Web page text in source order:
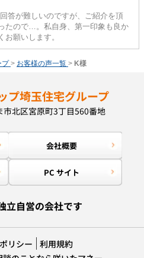
答が難しいのですが、ご紹介を頂
たので…。私自身、第一印象も良か
お願いします。
プ > お客様の声一覧 > K様
プ埼玉住宅グループ
北区宮原町3丁目560番地
会社概要
PC サイト
立自営の会社です
リシー
利用規約